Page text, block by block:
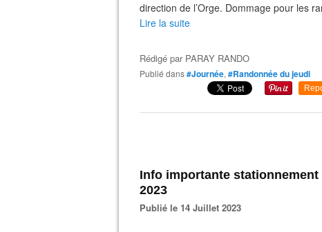
direction de l’Orge. Dommage pour les
Lire la suite
Rédigé par PARAY RANDO
Publié dans#Journée, #Randonnée du jeudi
Info importante
2023
Publié le 14 Juillet 2023